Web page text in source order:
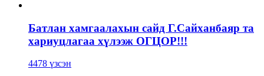
Батлан хамгаалахын сайд Г.Сайханбаяр та
хариуцлагаа хүлээж ОГЦОР!!!
4478 үзсэн